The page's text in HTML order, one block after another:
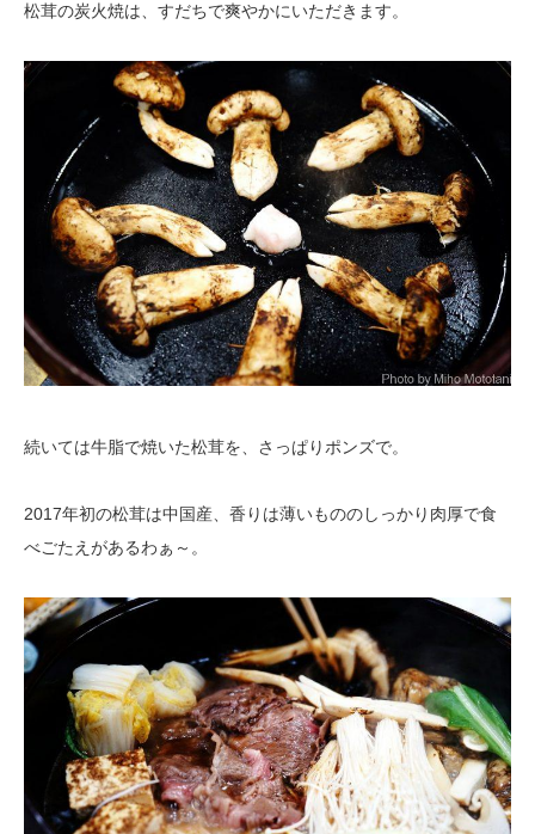
松茸の炭火焼は、すだちで爽やかにいただきます。
続いては牛脂で焼いた松茸を、さっぱりポンズで。
2017年初の松茸は中国産、香りは薄いもののしっかり肉厚で食
べごたえがあるわぁ～。